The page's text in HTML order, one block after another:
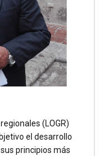
(LOGR)
el desarrollo
principios más